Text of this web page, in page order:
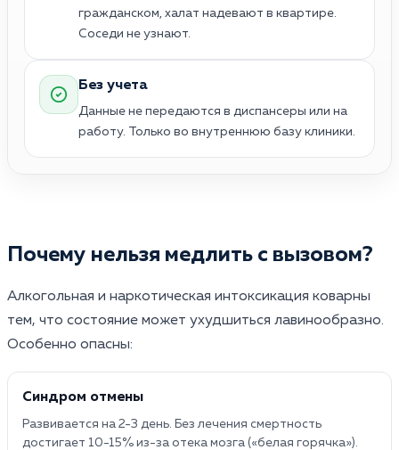
гражданском, халат надевают в квартире.
Соседи не узнают.
Без учета
Данные не передаются в диспансеры или на
работу. Только во внутреннюю базу клиники.
Почему нельзя медлить с вызовом?
Алкогольная и наркотическая интоксикация коварны
тем, что состояние может ухудшиться лавинообразно.
Особенно опасны:
Синдром отмены
Развивается на 2-3 день. Без лечения смертность
достигает 10-15% из-за отека мозга («белая горячка»).